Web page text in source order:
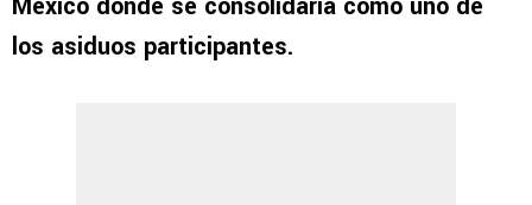
México donde se consolidaría como uno de
los asiduos participantes.